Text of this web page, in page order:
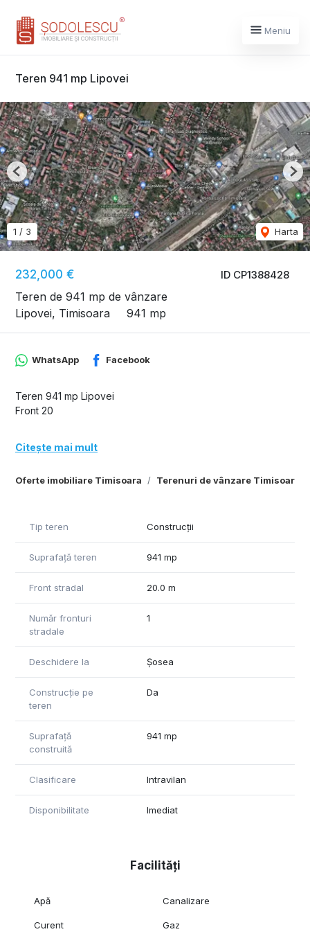
Meniu
Teren 941 mp Lipovei
ID CP1388428
232,000 €
Teren de 941 mp de vânzare
Lipovei, Timisoara
941 mp
1 / 3 Harta
Previous
Oferte imobiliare Timisoara Terenuri de vânzare Timisoara
WhatsApp Facebook
Teren 941 mp Lipovei
Front 20
Citește mai mult
Tip teren Construcții
Suprafață teren 941 mp
Front stradal 20.0 m
Număr fronturi
stradale
1
Deschidere la Șosea
Construcție pe
teren
Da
Suprafață
construită
941 mp
Clasificare Intravilan
Disponibilitate Imediat
Facilități
Apă Canalizare
Curent Gaz